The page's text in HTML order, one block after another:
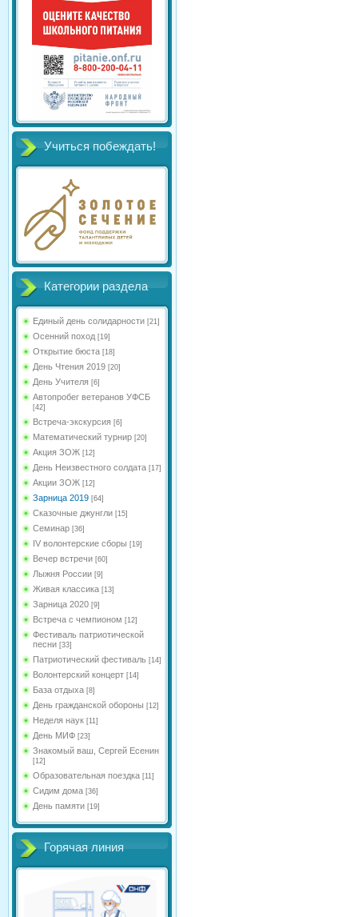
Учиться побеждать!
Категории раздела
Единый день солидарности [21]
Осенний поход [19]
Открытие бюста [18]
День Чтения 2019 [20]
День Учителя [6]
Автопробег ветеранов УФСБ
[42]
Встреча-экскурсия [6]
Математический турнир [20]
Акция ЗОЖ [12]
День Неизвестного солдата [17]
Акции ЗОЖ [12]
Зарница 2019 [64]
Сказочные джунгли [15]
Семинар [36]
IV волонтерские сборы [19]
Вечер встречи [60]
Лыжня России [9]
Живая классика [13]
Зарница 2020 [9]
Встреча с чемпионом [12]
Фестиваль патриотической
песни [33]
Патриотический фестиваль [14]
Волонтерский концерт [14]
База отдыха [8]
День гражданской обороны [12]
Неделя наук [11]
День МИФ [23]
Знакомый ваш, Сергей Есенин
[12]
Образовательная поездка [11]
Сидим дома [36]
День памяти [19]
Горячая линия